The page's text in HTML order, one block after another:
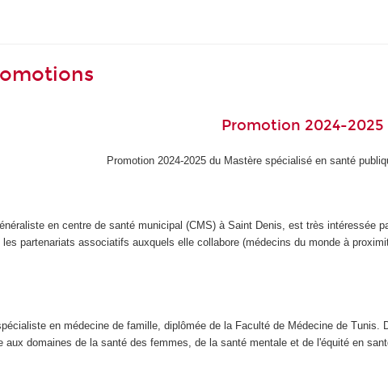
Promotion 2024-2025
Promotion 2024-2025 du Mastère spécialisé en santé
en centre de santé municipal (CMS) à Saint Denis, est très
partenariats associatifs auxquels elle collabore (médecins du monde à
en médecine de famille, diplômée de la Faculté de Médecine de Tunis.
aux domaines de la santé des femmes, de la santé mentale et de l'équité en